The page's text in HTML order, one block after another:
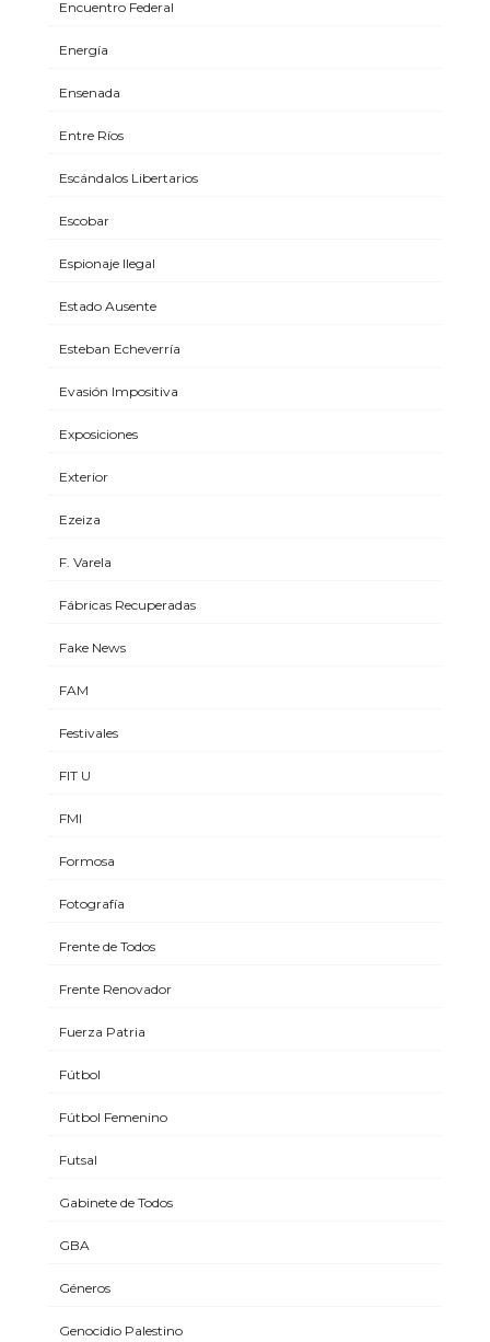
Encuentro Federal
Energía
Ensenada
Entre Ríos
Escándalos Libertarios
Escobar
Espionaje Ilegal
Estado Ausente
Esteban Echeverría
Evasión Impositiva
Exposiciones
Exterior
Ezeiza
F. Varela
Fábricas Recuperadas
Fake News
FAM
Festivales
FIT U
FMI
Formosa
Fotografía
Frente de Todos
Frente Renovador
Fuerza Patria
Fútbol
Fútbol Femenino
Futsal
Gabinete de Todos
GBA
Géneros
Genocidio Palestino